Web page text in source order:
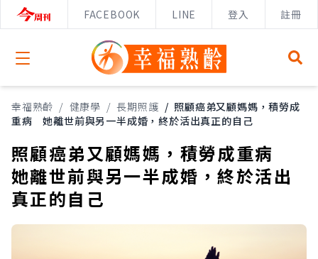
FACEBOOK LINE 登入 註冊
Open menu
幸福熟齡 / 健康學 / 長期照護 / 照顧癌弟又顧媽媽，積勞成
重病 她離世前與另一半成婚，終於活出真正的自己
照顧癌弟又顧媽媽，積勞成重病
她離世前與另一半成婚，終於活出
真正的自己